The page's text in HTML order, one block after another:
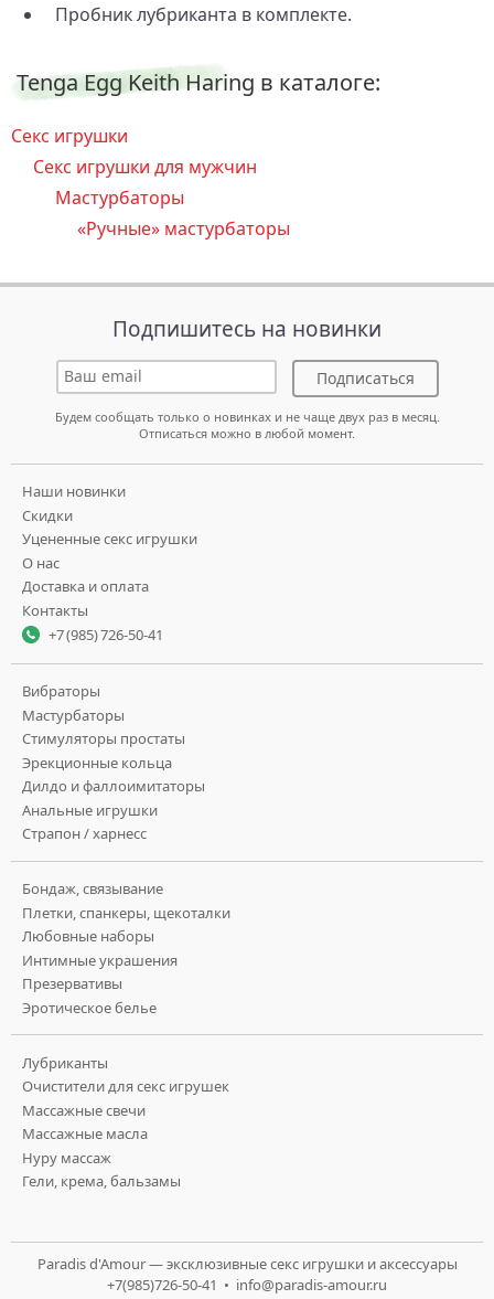
Пробник лубриканта в комплекте.
Tenga Egg Keith Haring в каталоге:
Секс игрушки
Секс игрушки для мужчин
Мастурбаторы
«Ручные» мастурбаторы
Подпишитесь на новинки
Подписаться
Будем сообщать только о новинках и не чаще двух раз в месяц.
Отписаться можно в любой момент.
Наши новинки
Скидки
Уцененные секс игрушки
О нас
Доставка и оплата
Контакты
+7 (985) 726-50-41
Вибраторы
Мастурбаторы
Стимуляторы простаты
Эрекционные кольца
Дилдо и фаллоимитаторы
Анальные игрушки
Страпон / харнесс
Бондаж, связывание
Плетки, спанкеры, щекоталки
Любовные наборы
Интимные украшения
Презервативы
Эротическое белье
Лубриканты
Очистители для секс игрушек
Массажные свечи
Массажные масла
Нуру массаж
Гели, крема, бальзамы
Paradis d'Amour — эксклюзивные секс игрушки и аксессуары
+7(985)726-50-41 • info@paradis-amour.ru